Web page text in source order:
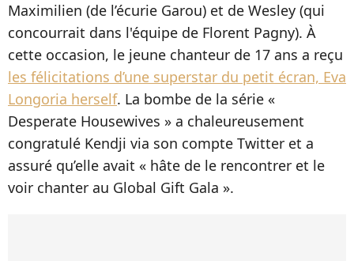
Maximilien (de l’écurie Garou) et de Wesley (qui
concourrait dans l'équipe de Florent Pagny). À
cette occasion, le jeune chanteur de 17 ans a reçu
les félicitations d’une superstar du petit écran, Eva
Longoria herself. La bombe de la série «
Desperate Housewives » a chaleureusement
congratulé Kendji via son compte Twitter et a
assuré qu’elle avait « hâte de le rencontrer et le
voir chanter au Global Gift Gala ».